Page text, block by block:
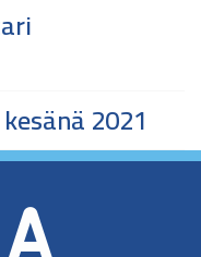
2021